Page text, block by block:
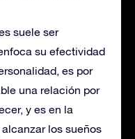
suele ser
su efectividad
es por
una relación por
y es en la
los sueños